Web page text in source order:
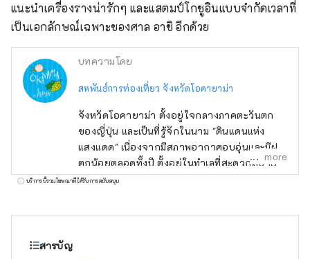
แนะนำเครื่องรางน่ารักๆ และแสตมป์โกชูอินแบบจำกัดเวลาที่
เป็นเอกลักษณ์เฉพาะของศาล อาชิ อีกด้วย
บทความโดย
สหพันธ์การท่องเที่ยว จังหวัดโอคายาม่า
จังหวัดโอคายาม่า ตั้งอยู่ใจกลางภาคตะวันตก
ของญี่ปุ่น และเป็นที่รู้จักในนาม "ดินแดนแห่ง
แสงแดด" เนื่องจากมีสภาพอากาศอบอุ่นและมีฝน
ตกน้อยตลอดทั้งปี ตั้งอยู่ในทำเลที่สะดวกสบาย
ระหว่างสถานที่ท่องเที่ยวชื่อดังอย่าง เกียวโต โอ
more
บริการนี้รวมโฆษณาที่ได้รับการสนับสนุน
สารบัญ